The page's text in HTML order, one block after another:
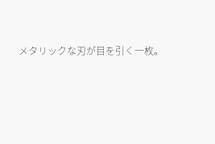
メタリックな刃が目を引く一枚。